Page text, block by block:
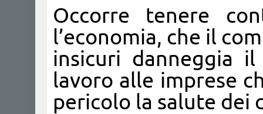
Occorre tenere
l’economia, che il
insicuri danneggia
lavoro alle imprese
pericolo la salute dei